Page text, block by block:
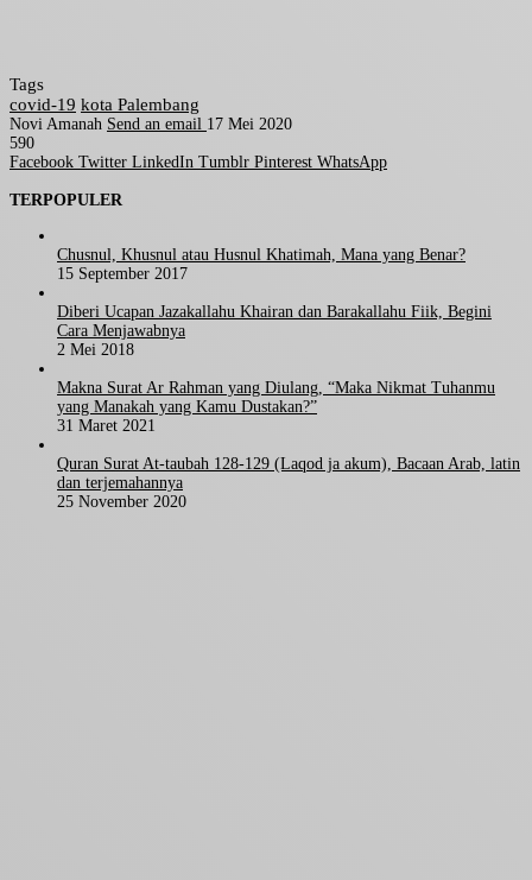
Tags
covid-19 kota Palembang
Novi Amanah Send an email 17 Mei 2020
590
Facebook Twitter LinkedIn Tumblr Pinterest WhatsApp
TERPOPULER
Chusnul, Khusnul atau Husnul Khatimah, Mana yang Benar?
15 September 2017
Diberi Ucapan Jazakallahu Khairan dan Barakallahu Fiik, Begini
Cara Menjawabnya
2 Mei 2018
Makna Surat Ar Rahman yang Diulang, “Maka Nikmat Tuhanmu
yang Manakah yang Kamu Dustakan?”
31 Maret 2021
Quran Surat At-taubah 128-129 (Laqod ja akum), Bacaan Arab, latin
dan terjemahannya
25 November 2020